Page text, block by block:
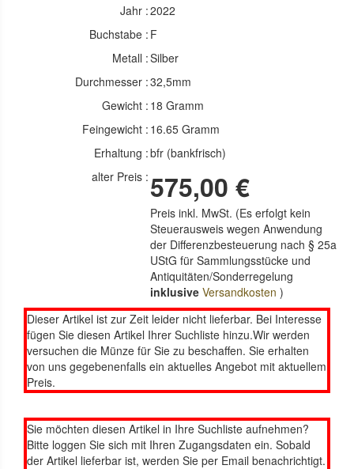
Jahr :2022
Buchstabe : F
Metall :Silber
Durchmesser :32,5mm
Gewicht : 18 Gramm
Feingewicht : 16.65 Gramm
Erhaltung :bfr (bankfrisch)
alter Preis : 575,00 €
Preis inkl. MwSt. (Es erfolgt kein
Steuerausweis wegen Anwendung
der Differenzbesteuerung nach § 25a
UStG für Sammlungsstücke und
Antiquitäten/Sonderregelung
inklusive Versandkosten )
Dieser Artikel ist zur Zeit leider nicht lieferbar. Bei Interesse
fügen Sie diesen Artikel Ihrer Suchliste hinzu.Wir werden
versuchen die Münze für Sie zu beschaffen. Sie erhalten
von uns gegebenenfalls ein aktuelles Angebot mit aktuellem
Preis.
Sie möchten diesen Artikel in Ihre Suchliste aufnehmen?
Bitte loggen Sie sich mit Ihren Zugangsdaten ein. Sobald
der Artikel lieferbar ist, werden Sie per Email benachrichtigt.